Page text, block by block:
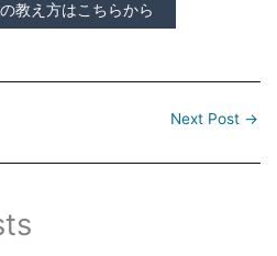
教え方はこちらから
Next Post →